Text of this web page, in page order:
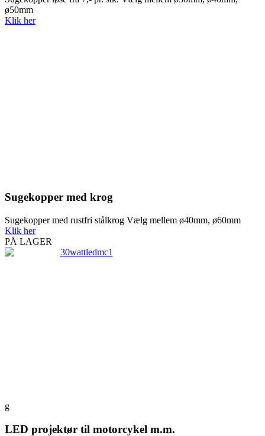
ø50mm
Klik her
Sugekopper med krog
Sugekopper med rustfri stålkrog Vælg mellem ø40mm, ø60mm
Klik her
PÅ LAGER
g
LED projektør til motorcykel m.m.